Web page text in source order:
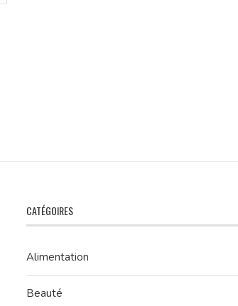
CATÉGOIRES
Alimentation
Beauté